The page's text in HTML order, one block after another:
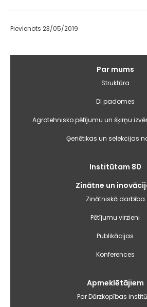
Pievienots 23/05/2019
Par mums
Struktūra
DI padomes
Agrotehnisko pētījumu un šķirņu
Ģenētikas un selekcijas
Institūtam 80
Zinātne un
Zinātniskā darbība
Pētījumu virzieni
Publikācijas
Konferences
Apmeklētājiem
Par Dārzkopības